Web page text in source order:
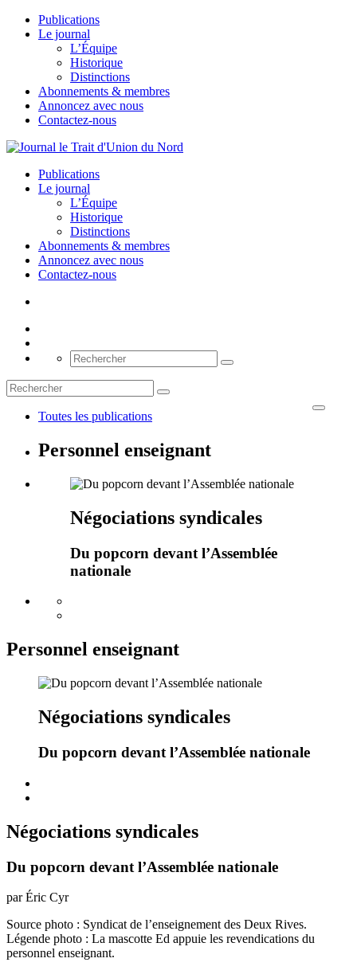
Publications
Le journal
L’Équipe
Historique
Distinctions
Abonnements & membres
Annoncez avec nous
Contactez-nous
Publications
Le journal
L’Équipe
Historique
Distinctions
Abonnements & membres
Annoncez avec nous
Contactez-nous
Toutes les publications
Personnel enseignant
Négociations syndicales
Du popcorn devant l’Assemblée
nationale
Personnel enseignant
Négociations syndicales
Du popcorn devant l’Assemblée nationale
Négociations syndicales
Du popcorn devant l’Assemblée nationale
par Éric Cyr
Source photo : Syndicat de l’enseignement des Deux Rives.
Légende photo : La mascotte Ed appuie les revendications du
personnel enseignant.